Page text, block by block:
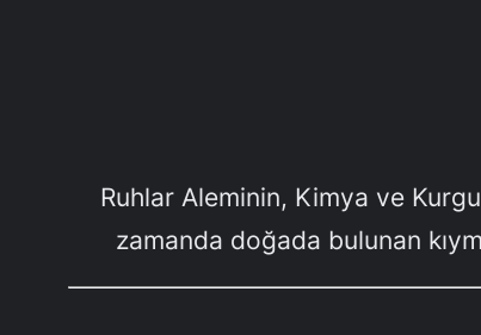
Ruhlar Aleminin, Kimya ve
zamanda doğada bulunan